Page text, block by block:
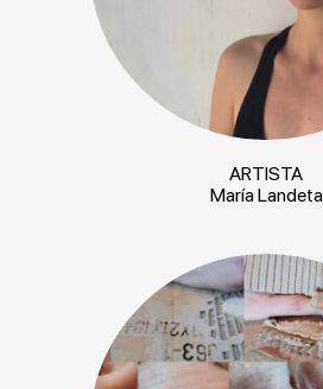
ARTISTA
María Landeta